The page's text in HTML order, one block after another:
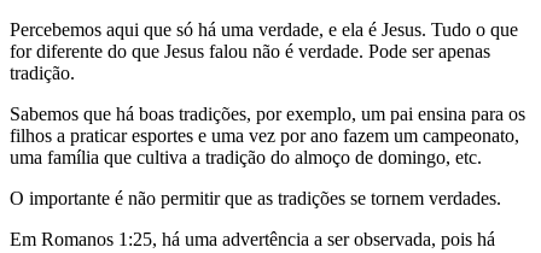
Percebemos aqui que só há uma verdade, e ela é Jesus. Tudo o que
for diferente do que Jesus falou não é verdade. Pode ser apenas
tradição.
Sabemos que há boas tradições, por exemplo, um pai ensina para os
filhos a praticar esportes e uma vez por ano fazem um campeonato,
uma família que cultiva a tradição do almoço de domingo, etc.
O importante é não permitir que as tradições se tornem verdades.
Em Romanos 1:25, há uma advertência a ser observada, pois há